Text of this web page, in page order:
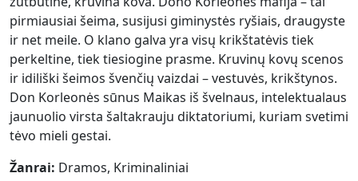
pirmiausiai šeima, susijusi giminystės ryšiais, draugyste
ir net meile. O klano galva yra visų krikštatėvis tiek
perkeltine, tiek tiesiogine prasme. Kruvinų kovų scenos
ir idiliški šeimos švenčių vaizdai – vestuvės, krikštynos.
Don Korleonės sūnus Maikas iš švelnaus, intelektualaus
jaunuolio virsta šaltakrauju diktatoriumi, kuriam svetimi
tėvo mieli gestai.
Žanrai: Dramos, Kriminaliniai